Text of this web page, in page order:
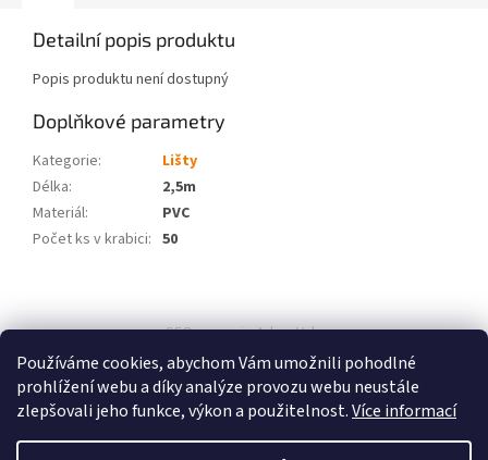
Používáme cookies, abychom Vám umožnili pohodlné
prohlížení webu a díky analýze provozu webu neustále
zlepšovali jeho funkce, výkon a použitelnost.Více informací
Detailní popis produktu
Popis produktu není dostupný
Doplňkové parametry
Kategorie:
Lišty
Délka:
2,5m
Materiál:
PVC
Počet ks v krabici: 50
á
SEO spravuje Adam Vala